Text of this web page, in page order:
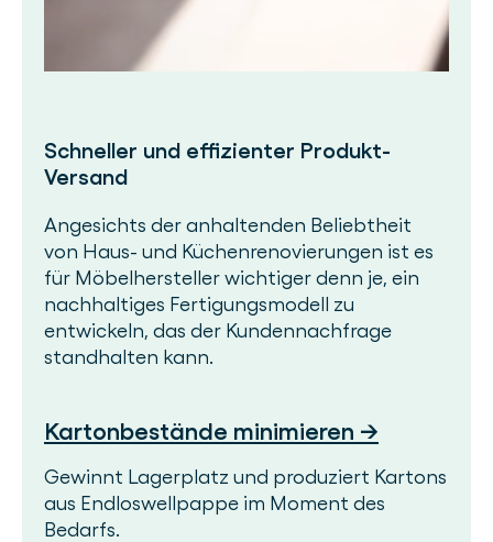
Schneller und effizienter Produkt-
Versand
Angesichts der anhaltenden Beliebtheit
von Haus- und Küchenrenovierungen ist es
für Möbelhersteller wichtiger denn je, ein
nachhaltiges Fertigungsmodell zu
entwickeln, das der Kundennachfrage
standhalten kann.
Kartonbestände minimieren →
Gewinnt Lagerplatz und produziert Kartons
aus Endloswellpappe im Moment des
Bedarfs.